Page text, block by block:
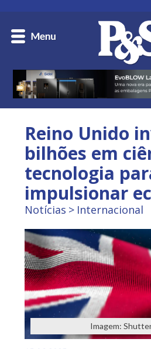
Reino Unido
bilhões em
tecnologia
impulsionar
Notícias Internacional
Imagem: